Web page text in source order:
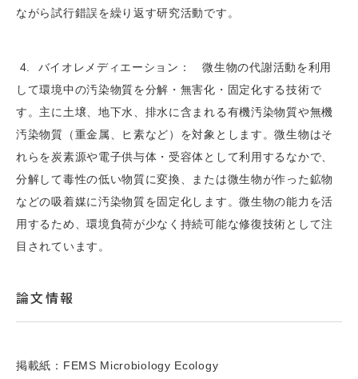
ながら試行錯誤を繰り返す研究活動です。
4. バイオレメディエーション： 微生物の代謝活動を利用
して環境中の汚染物質を分解・無害化・固定化する技術で
す。主に土壌、地下水、排水に含まれる有機汚染物質や無機
汚染物質（重金属、ヒ素など）を対象とします。微生物はそ
れらを炭素源や電子供与体・受容体として利用するなかで、
分解して毒性の低い物質に変換、または微生物が作った鉱物
などの吸着媒に汚染物質を固定化します。微生物の能力を活
用するため、環境負荷が少なく持続可能な修復技術として注
目されています。
論文情報
掲載紙：FEMS Microbiology Ecology